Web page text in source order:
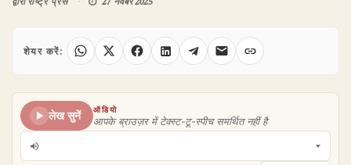
शेयर करें:
लेख सुनें
ऑडियो
आपके ब्राउज़र में टेक्स्ट-टू-स्पीच समर्थित नहीं है